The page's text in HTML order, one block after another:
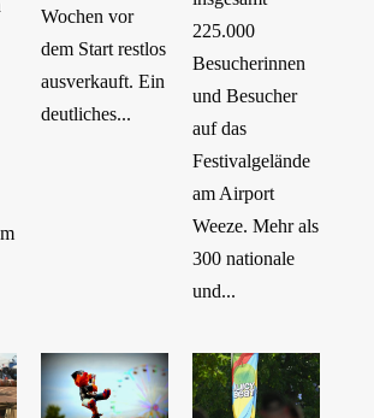
Wochen vor
dem Start restlos
ausverkauft. Ein
deutliches...
225.000
Besucherinnen
und Besucher
auf das
Festivalgelände
am Airport
Weeze. Mehr als
300 nationale
und...